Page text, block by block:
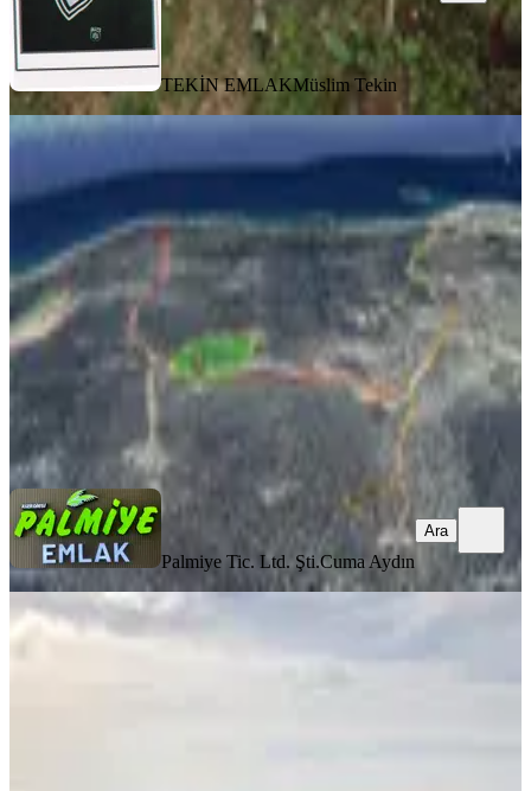
TEKİN EMLAKMüslim Tekin
Mersin Erdemli'de Yatırımlık 1.000
M2 Tarla Fırsatı
Erdemli, Kızkalesi Mahallesi
1000 m²·5.000/m² 07.06.2026
5.000.000 ₺
Palmiye Tic. Ltd. Şti.
Ara
Palmiye Tic. Ltd. Şti.Cuma Aydın
Ara